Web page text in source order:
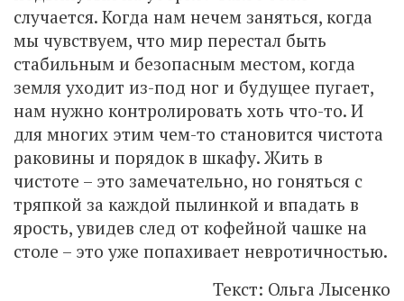
случается. Когда нам нечем заняться, когда
мы чувствуем, что мир перестал быть
стабильным и безопасным местом, когда
земля уходит из-под ног и будущее пугает,
нам нужно контролировать хоть что-то. И
для многих этим чем-то становится чистота
раковины и порядок в шкафу. Жить в
чистоте – это замечательно, но гоняться с
тряпкой за каждой пылинкой и впадать в
ярость, увидев след от кофейной чашке на
столе – это уже попахивает невротичностью.
Текст: Ольга Лысенко